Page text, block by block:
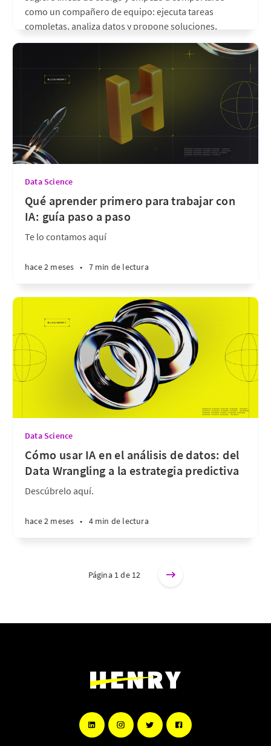
como un compañero de equipo: ejecuta tareas
completas, analiza datos y propone soluciones,
siempre bajo supervisión humana. Ese cambio está
moviendo al mismo tiempo tres terrenos que durante
años avanzaron por separado: la
hace 2 meses 6 min de lectura
Data Science
Qué aprender primero para trabajar con
IA: guía paso a paso
Te lo contamos aquí
hace 2 meses • 7 min de lectura
Data Science
Cómo usar IA en el análisis de datos: del
Data Wrangling a la estrategia predictiva
Descúbrelo aquí.
hace 2 meses • 4 min de lectura
Página 1 de 12